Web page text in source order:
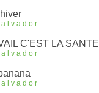
C'EST LA SANTE